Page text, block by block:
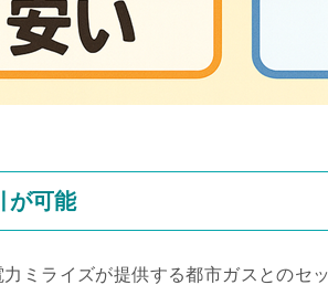
が可能
ミライズが提供する都市ガスとのセ